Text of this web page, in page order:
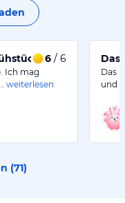
6 / 6
Ich mag
weiterlesen
Das
Das
und
(71)